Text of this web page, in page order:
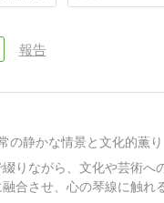
報告
の静かな情景と文化的薫り
りながら、文化や芸術
合させ、心の琴線に触